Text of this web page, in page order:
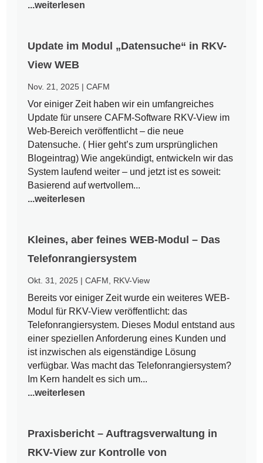
...weiterlesen
Update im Modul „Datensuche“ in RKV-
View WEB
Nov. 21, 2025 |CAFM
Vor einiger Zeit haben wir ein umfangreiches
Update für unsere CAFM-Software RKV-View im
Web-Bereich veröffentlicht – die neue
Datensuche. ( Hier geht’s zum ursprünglichen
Blogeintrag) Wie angekündigt, entwickeln wir das
System laufend weiter – und jetzt ist es soweit:
Basierend auf wertvollem...
...weiterlesen
Kleines, aber feines WEB-Modul – Das
Telefonrangiersystem
Okt. 31, 2025 |CAFM RKV-View
Bereits vor einiger Zeit wurde ein weiteres WEB-
Modul für RKV-View veröffentlicht: das
Telefonrangiersystem. Dieses Modul entstand aus
einer speziellen Anforderung eines Kunden und
ist inzwischen als eigenständige Lösung
verfügbar. Was macht das Telefonrangiersystem?
Im Kern handelt es sich um...
...weiterlesen
Praxisbericht – Auftragsverwaltung in
RKV-View zur Kontrolle von